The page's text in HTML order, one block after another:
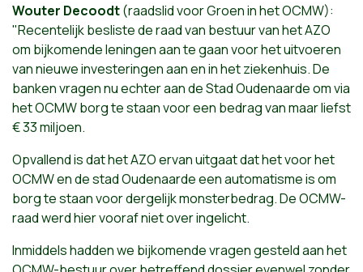
Wouter Decoodt(raadslid voor Groen in het OCMW):
"Recentelijk besliste de raad van bestuur van het AZO
om bijkomende leningen aan te gaan voor het uitvoeren
van nieuwe investeringen aan en in het ziekenhuis. De
banken vragen nu echter aan de Stad Oudenaarde om via
het OCMW borg te staan voor een bedrag van maar liefst
€ 33 miljoen.
Opvallend is dat het AZO ervan uitgaat dat het voor het
OCMW en de stad Oudenaarde een automatisme is om
borg te staan voor dergelijk monsterbedrag. De OCMW-
raad werd hier vooraf niet over ingelicht.
Inmiddels hadden we bijkomende vragen gesteld aan het